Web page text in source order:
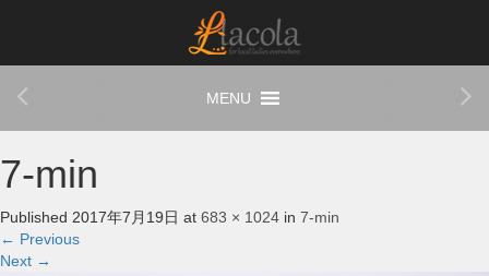
7-min
Published 2017年7月19日 at 683 × 1024 in 7-min
← Previous
Next →